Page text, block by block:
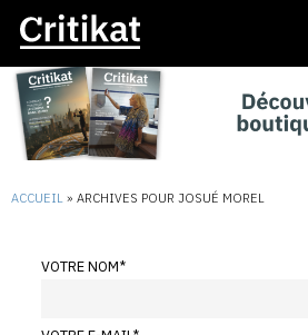
ACCUEIL » ARCHIVES POUR JOSUÉ MOREL
VOTRE NOM*